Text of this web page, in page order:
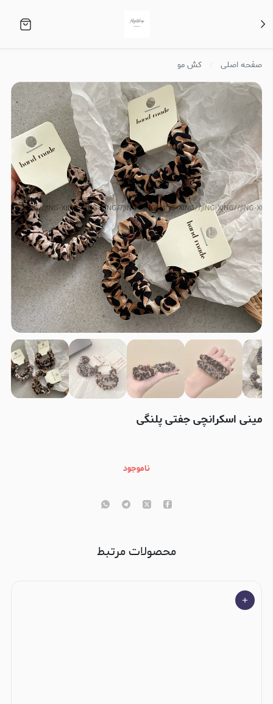
صفحه اصلی کش مو
مینی اسکرانچی جفتی پلنگی
ناموجود
محصولات مرتبط